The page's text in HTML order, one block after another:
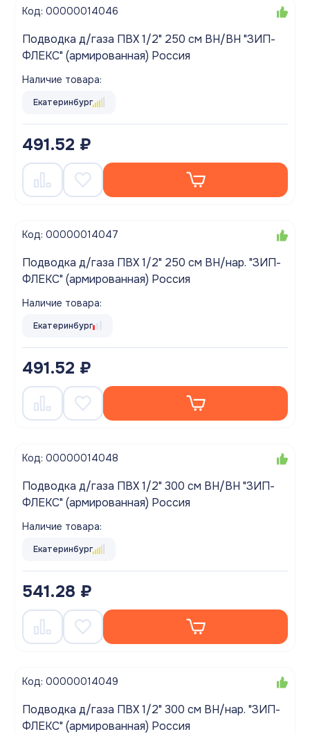
Код: 00000014046
Подводка д/газа ПВХ 1/2" 250 см ВН/ВН "ЗИП-
ФЛЕКС" (армированная) Россия
Наличие товара:
Екатеринбург
491.52 ₽
Код: 00000014047
Подводка д/газа ПВХ 1/2" 250 см ВН/нар. "ЗИП-
ФЛЕКС" (армированная) Россия
Наличие товара:
Екатеринбург
491.52 ₽
Код: 00000014048
Подводка д/газа ПВХ 1/2" 300 см ВН/ВН "ЗИП-
ФЛЕКС" (армированная) Россия
Наличие товара:
Екатеринбург
541.28 ₽
Код: 00000014049
Подводка д/газа ПВХ 1/2" 300 см ВН/нар. "ЗИП-
ФЛЕКС" (армированная) Россия